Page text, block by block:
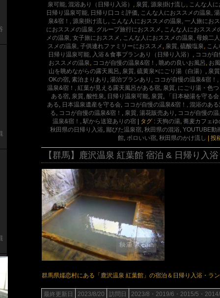
泉可能, 混浴あり（日帰り入浴）
泉質, 源泉掛け流し
こんな人
日帰り温泉可能, 日帰り口コミ評価
こんな人におススメの温泉,
泉&宿！, 源泉掛け流し
こんな人におススメの温泉, 一人旅にお
におススメの温泉, グループ旅行におススメ
こんな人におススメ
メの温泉, 女子旅におススメ
こんな人におススメの温泉, 母娘二
スメの温泉, 子供連れファミリーにおススメ
泉質, 硫酸塩泉
こ
日帰り温泉可能, 入浴＆食事プランあり（日帰り入浴）
ココが
おススメの温泉
ココが自慢の温泉&宿！, 眺めの良いお風呂
お
山を眺めながらの露天風呂
泉質, 硫黄泉×にごり湯（白湯）
泉
OKの宿 素泊まりあり 湯治プランあり
ココが自慢の温泉&宿！
温泉&宿！, 紅葉が見える露天風呂がある宿 泉質, にごり湯・色
ある宿 泉質, 酸性泉 日帰り温泉可能 泉質
「日本秘湯を守る
ある
日本温泉遺産を守る会 ココが自慢の温泉&宿！, 混浴のあ
る
ココが自慢の温泉&宿！ 泉質, 湯花販売あり
ココが自慢の
温泉&宿！, 駅から送迎ありの宿 | タグ : 天狗の湯 蕎麦カフェゆ
秋田県の日帰り入浴 鄙びた温泉宿 秋田県の混浴 YOUTUBE動
館 ボロいい宿 秋田県のかけ流し | 投
【群馬】鹿沢温泉 紅葉館 宿泊 & 日帰り
群馬県嬬恋村にある「鹿沢温泉 紅葉館」の宿泊＆日帰り入浴・ラ
最終更新日 2023/8/20 訪問日 2023/8・2019/6・2015/5・